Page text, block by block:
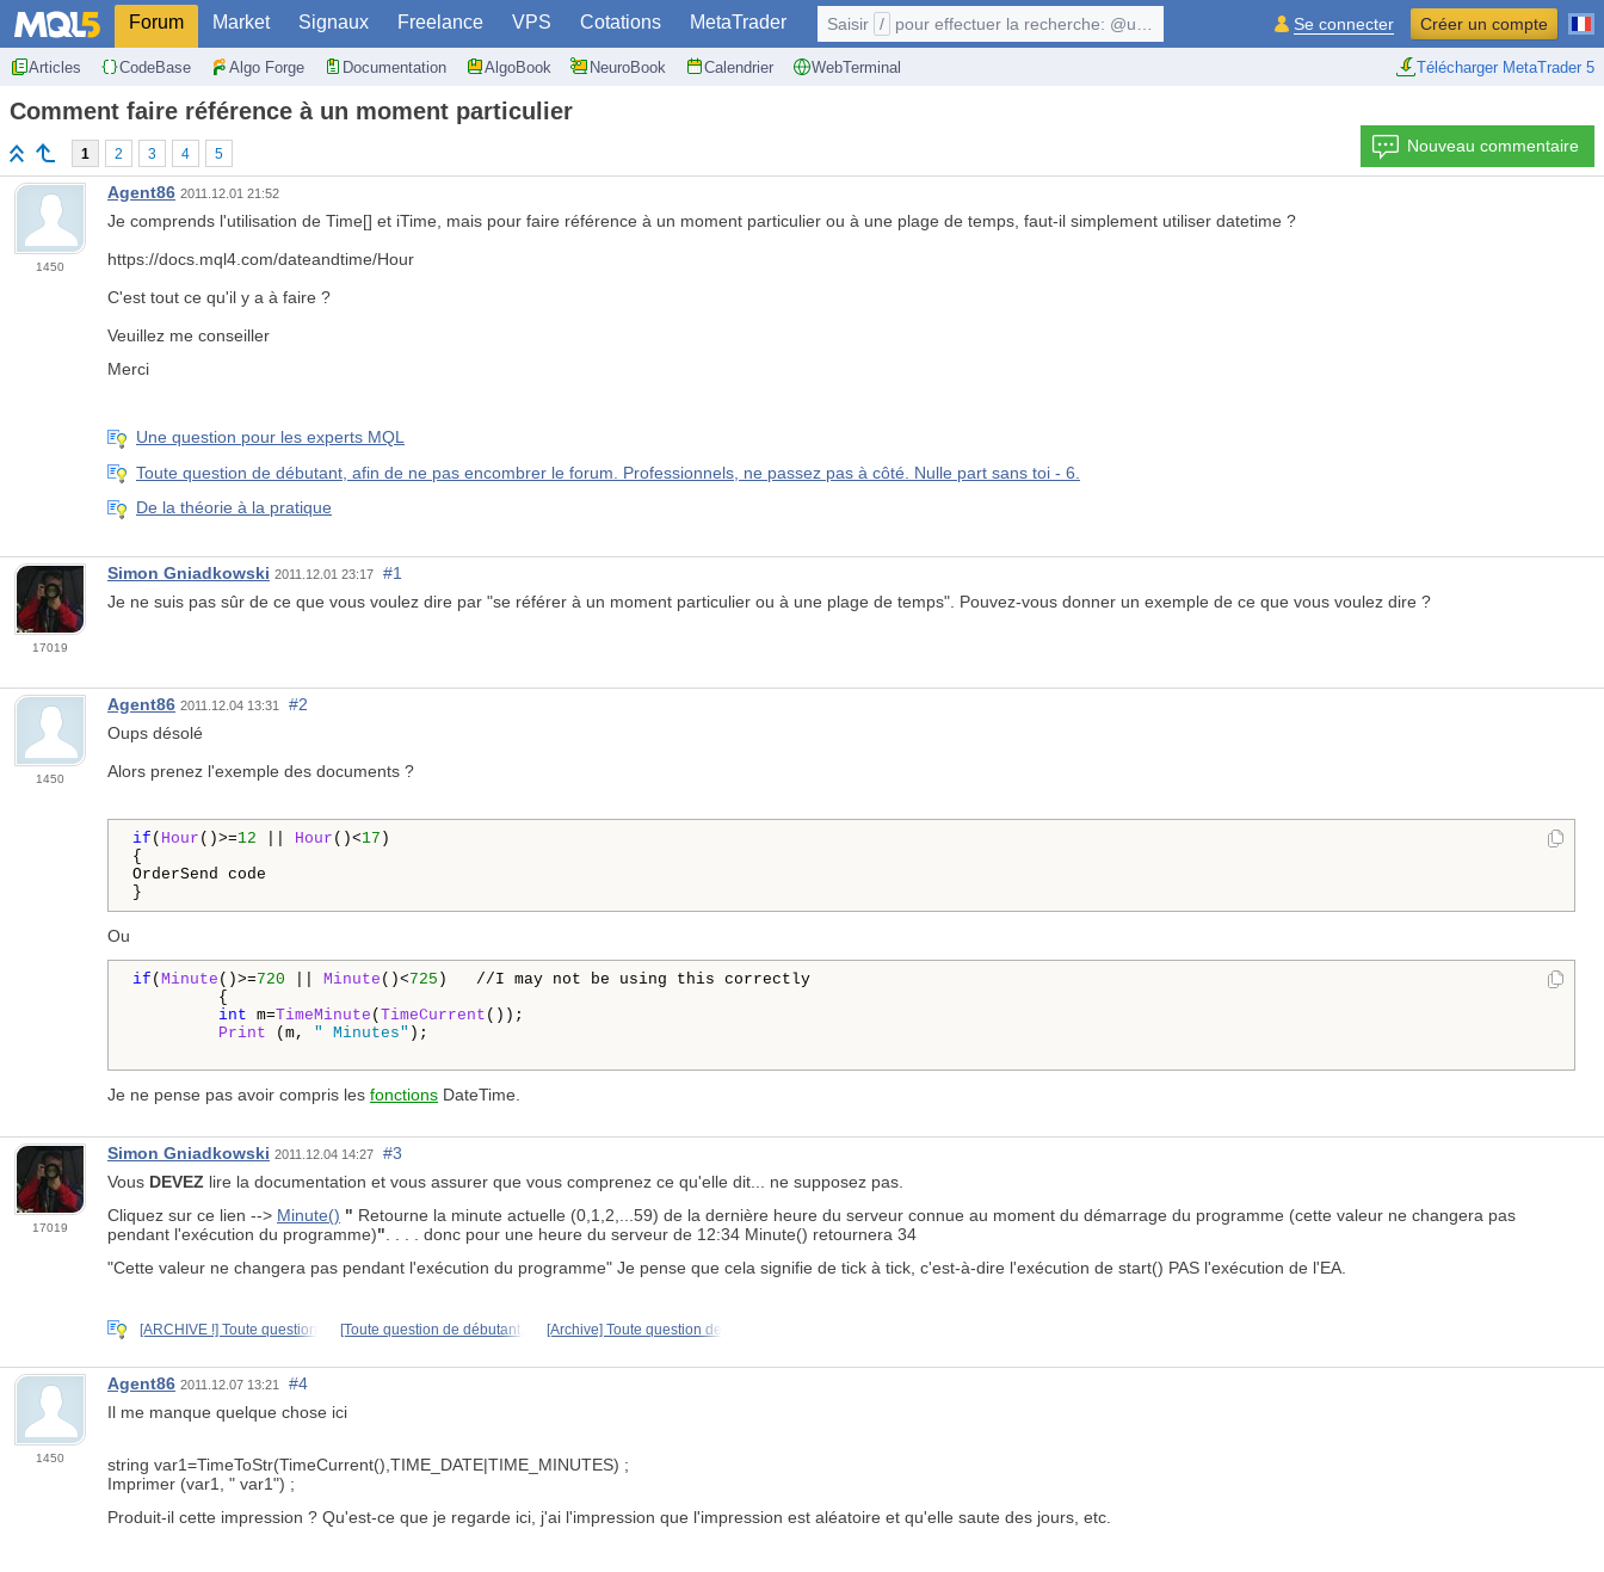
Forum Market Signaux Freelance VPS Cotations MetaTrader
Articles CodeBase Algo Forge Documentation AlgoBook NeuroBook Calendrier WebTerminal Télécharger MetaTrader 5
Saisir / pour effectuer la recherche: @user, $symbol, ... Se connecter Créer un compte
Comment faire référence à un moment particulier
1 2 3 4 5 Nouveau commentaire
1450
Agent86 2011.12.01 21:52
Je comprends l'utilisation de Time[] et iTime, mais pour faire référence à un moment particulier ou à une plage de temps, faut-il simplement utiliser datetime ?
https://docs.mql4.com/dateandtime/Hour
C'est tout ce qu'il y a à faire ?
Veuillez me conseiller
Merci
Une question pour les experts MQL
Toute question de débutant, afin de ne pas encombrer le forum. Professionnels, ne passez pas à côté. Nulle part sans toi - 6.
De la théorie à la pratique
17019
Simon Gniadkowski 2011.12.01 23:17
#1
Je ne suis pas sûr de ce que vous voulez dire par "se référer à un moment particulier ou à une plage de temps". Pouvez-vous donner un exemple de ce que vous voulez dire ?
1450
Agent86 2011.12.04 13:31
#2
Oups désolé
Alors prenez l'exemple des documents ?
if ( Hour ()>=12 Hour ()<17 )
{
OrderSend code
Ou
if ( Minute ()>=720 Minute ()<725 )   //I may not be using this correctly
{
int m=TimeMinute ( TimeCurrent ());
Print (m, " Minutes" );
Je ne pense pas avoir compris les fonctions DateTime.
17019
Simon Gniadkowski 2011.12.04 14:27
#3
Vous DEVEZ lire la documentation et vous assurer que vous comprenez ce qu'elle dit... ne supposez pas.
Cliquez sur ce lien --> Minute() " Retourne la minute actuelle (0,1,2,...59) de la dernière heure du serveur connue au moment du démarrage du programme (cette valeur ne changera pas
pendant l'exécution du programme)" . . . . donc pour une heure du serveur de 12:34 Minute() retournera 34
"Cette valeur ne changera pas pendant l'exécution du programme" Je pense que cela signifie de tick à tick, c'est-à-dire l'exécution de start() PAS l'exécution de l'EA.
[ARCHIVE !] Toute question [Toute question de débutant, [Archive] Toute question de
1450
Agent86 2011.12.07 13:21
#4
Il me manque quelque chose ici
string var1=TimeToStr(TimeCurrent(),TIME_DATE|TIME_MINUTES) ;
Imprimer (var1, " var1") ;
Produit-il cette impression ? Qu'est-ce que je regarde ici, j'ai l'impression que l'impression est aléatoire et qu'elle saute des jours, etc.